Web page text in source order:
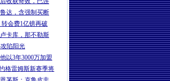
达，含强制买断
会费1亿镑再破
卡库，那不勒斯
陷阳光
以3年3000万加盟
格雷姆斯新赛季将